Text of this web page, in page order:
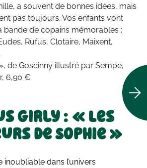
a souvent de bonnes idées, mais
pas toujours. Vos enfants vont
de copains mémorables :
Rufus, Clotaire, Maixent,
de Goscinny illustré par Sempé,
6,90 €
girly : « Les
de Sophie »